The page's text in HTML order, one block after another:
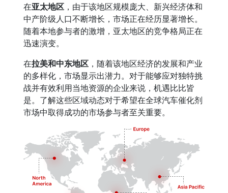
在亚太地区 ，由于该地区规模庞大、新兴经济体和
中产阶级人口不断增长，市场正在经历显著增长。
随着本地参与者的激增，亚太地区的竞争格局正在
迅速演变。
在拉美和中东地区 ，随着该地区经济的发展和产业
的多样化，市场显示出潜力。对于能够应对独特挑
战并有效利用当地资源的企业来说，机遇比比皆
是。了解这些区域动态对于希望在全球汽车催化剂
市场中取得成功的市场参与者至关重要。